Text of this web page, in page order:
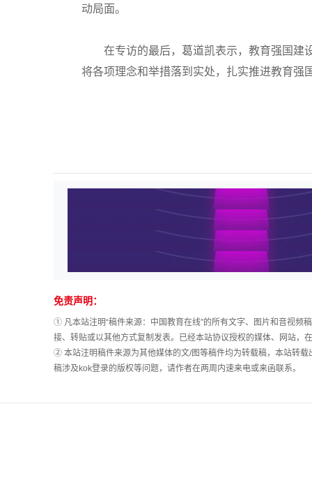
动局面。
在专访的最后，葛道凯表示，教育强国建
将各项理念和举措落到实处，扎实推进教育强
免责声明：
① 凡本站注明“稿件来源：中国教育在线”的所有文字、图片和音视频
接、转贴或以其他方式复制发表。已经本站协议授权的媒体、网站，
② 本站注明稿件来源为其他媒体的文/图等稿件均为转载稿，本站转
稿涉及kok登录的版权等问题，请作者在两周内速来电或来函联系。